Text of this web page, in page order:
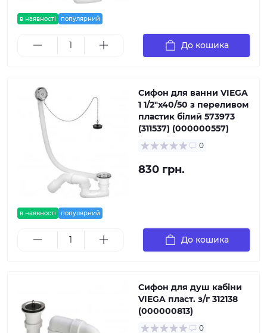
в наявності популярний
До кошика
в наявності популярний
Сифон для ванни VIEGA
1 1/2″x40/50 з переливом
пластик білий 573973
(311537) (000000557)
0
830 грн.
До кошика
Сифон для душ кабiни
VIEGA пласт. з/г 312138
(000000813)
0